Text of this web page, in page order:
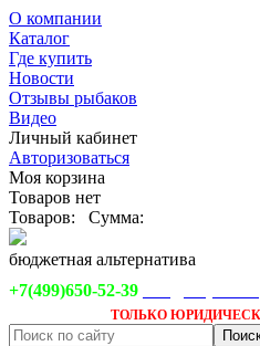
О компании
Каталог
Где купить
Новости
Отзывы рыбаков
Видео
Личный кабинет
Авторизоваться
Моя корзина
Товаров нет
Товаров:
Сумма:
бюджетная альтернатива
+7(499)650-52-39
ТОЛЬКО